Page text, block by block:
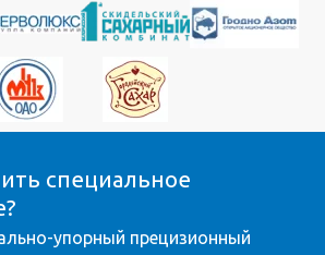
специальное
упорный прецизионный